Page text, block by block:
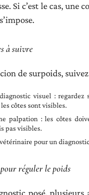
Si c’est le cas, une
s’impose.
à suivre
de surpoids,
visuel :
côtes sont visibles.
palpation : les côtes
pas visibles.
pour un
réguler le poids
posé, plusieurs